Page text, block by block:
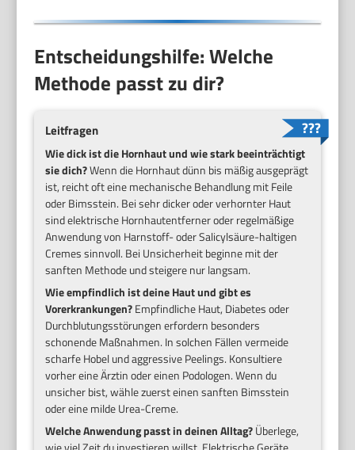
Entscheidungshilfe: Welche
Methode passt zu dir?
Leitfragen
Wie dick ist die Hornhaut und wie stark beeinträchtigt
sie dich?Wenn die Hornhaut dünn bis mäßig ausgeprägt
ist, reicht oft eine mechanische Behandlung mit Feile
oder Bimsstein. Bei sehr dicker oder verhornter Haut
sind elektrische Hornhautentferner oder regelmäßige
Anwendung von Harnstoff- oder Salicylsäure-haltigen
Cremes sinnvoll. Bei Unsicherheit beginne mit der
sanften Methode und steigere nur langsam.
Wie empfindlich ist deine Haut und gibt es
Vorerkrankungen?Empfindliche Haut, Diabetes oder
Durchblutungsstörungen erfordern besonders
schonende Maßnahmen. In solchen Fällen vermeide
scharfe Hobel und aggressive Peelings. Konsultiere
vorher eine Ärztin oder einen Podologen. Wenn du
unsicher bist, wähle zuerst einen sanften Bimsstein
oder eine milde Urea-Creme.
Welche Anwendung passt in deinen Alltag?Überlege,